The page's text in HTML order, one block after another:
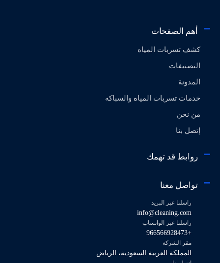
أهم الصفحات
كشف تسربات المياه
التصنيفات
المدونة
خدمات تسربات المياه والسباكه
من نحن
إتصل بنا
روابط قد تهمك
تواصل معنا
راسلنا عبر البريد
info@cleaning.com
راسلنا عبر الواتساب
+966566928473
مقر الشركة
المملكة العربية السعودية، الرياض